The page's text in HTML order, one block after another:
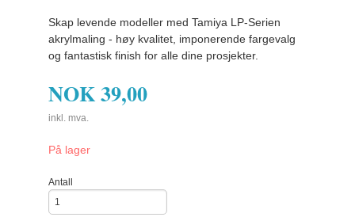
Skap levende modeller med Tamiya LP-Serien
akrylmaling - høy kvalitet, imponerende fargevalg
og fantastisk finish for alle dine prosjekter.
NOK39,00
inkl. mva.
På lager
Antall